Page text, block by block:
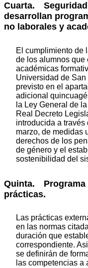
Cuarta. Seguridad
desarrollan
no laborales y
El cumplimiento de
de los alumnos que
académicas
Universidad de
previsto en el
adicional
la Ley General de
Real Decreto
introducida a
marzo, de medidas
derechos de los
de género y el
sostenibilidad del
Quinta. Programa
prácticas.
Las prácticas
en las normas
duración que
correspondiente.
se definirán de
las competencias a